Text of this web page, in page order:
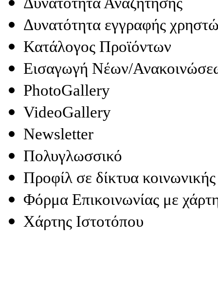
Δυνατότητα εγγραφής
Κατάλογος Προϊόντων
Εισαγωγή Νέων/
PhotoGallery
VideoGallery
Newsletter
Πολυγλωσσικό
Προφίλ σε δίκτυα
Φόρμα Επικοινωνίας με
Χάρτης Ιστοτόπου